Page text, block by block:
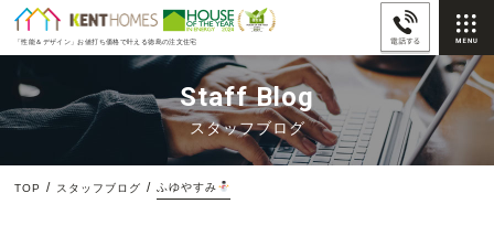
「性能＆デザイン」 お値打ち価格で叶える徳島の注文住宅
スタッフブログ
Staff Blog
TOP スタッフブログ ふゆやすみ